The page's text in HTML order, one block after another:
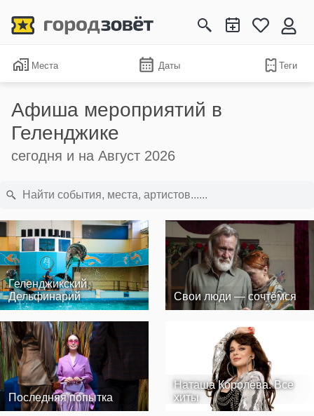
Места Даты Теги
Афиша мероприятий в
Геленджике
сегодня и на Август 2026
Геленджикский
Дельфинарий
Свои люди — сочтёмся
Последняя попытка
Наташа Королёва. Все
хиты